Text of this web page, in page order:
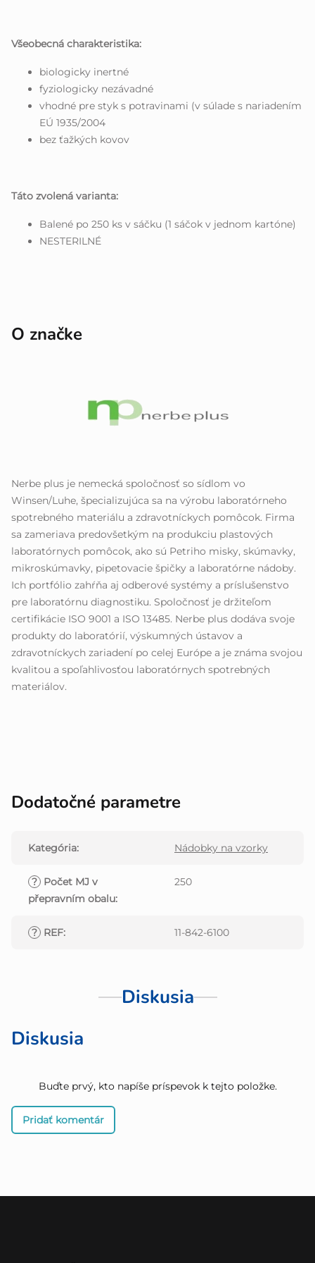
Všeobecná charakteristika:
biologicky inertné
fyziologicky nezávadné
vhodné pre styk s potravinami (v súlade s nariadením
EÚ 1935/2004
bez ťažkých kovov
Táto zvolená varianta:
Balené po 250 ks v sáčku (1 sáčok v jednom kartóne)
NESTERILNÉ
O značke
Nerbe plus je nemecká spoločnosť so sídlom vo
Winsen/Luhe, špecializujúca sa na výrobu laboratórneho
spotrebného materiálu a zdravotníckych pomôcok. Firma
sa zameriava predovšetkým na produkciu plastových
laboratórnych pomôcok, ako sú Petriho misky, skúmavky,
mikroskúmavky, pipetovacie špičky a laboratórne nádoby.
Ich portfólio zahŕňa aj odberové systémy a príslušenstvo
pre laboratórnu diagnostiku. Spoločnosť je držiteľom
certifikácie ISO 9001 a ISO 13485. Nerbe plus dodáva svoje
produkty do laboratórií, výskumných ústavov a
zdravotníckych zariadení po celej Európe a je známa svojou
kvalitou a spoľahlivosťou laboratórnych spotrebných
materiálov.
Dodatočné parametre
Kategória: Nádobky na vzorky
? Počet MJ v
přepravním obalu:
250
? REF: 11-842-6100
Diskusia
Diskusia
Buďte prvý, kto napíše príspevok k tejto položke.
Pridať komentár